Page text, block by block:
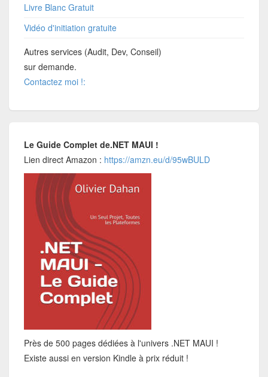
Livre Blanc Gratuit
Vidéo d'initiation gratuite
Autres services (Audit, Dev, Conseil)
sur demande.
Contactez moi !:
Le Guide Complet de.NET MAUI !
Lien direct Amazon : https://amzn.eu/d/95wBULD
Près de 500 pages dédiées à l'univers .NET MAUI !
Existe aussi en version Kindle à prix réduit !